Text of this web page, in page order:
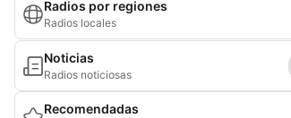
Radios por regiones
Radios locales
Noticias
Radios noticiosas
Recomendadas